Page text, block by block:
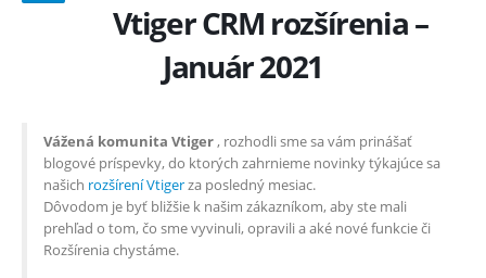
Vtiger CRM rozšírenia –
Január 2021
Vážená komunita Vtiger, rozhodli sme sa vám prinášať
blogové príspevky, do ktorých zahrnieme novinky týkajúce sa
našich rozšírení Vtigerza posledný mesiac.
Dôvodom je byť bližšie k našim zákazníkom, aby ste mali
prehľad o tom, čo sme vyvinuli, opravili a aké nové funkcie či
Rozšírenia chystáme.